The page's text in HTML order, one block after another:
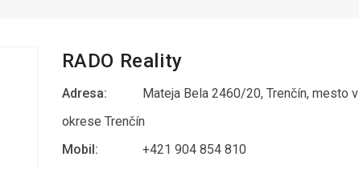
RADO Reality
Adresa:
Mateja Bela 2460/20, Trenčín, mesto v
okrese Trenčín
Mobil:
+421 904 854 810